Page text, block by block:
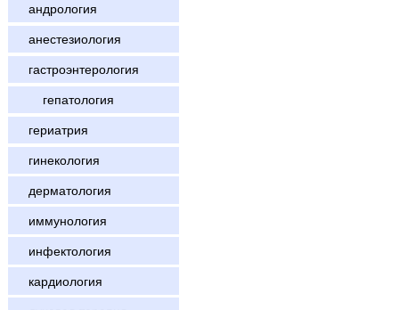
андрология
анестезиология
гастроэнтерология
гепатология
гериатрия
гинекология
дерматология
иммунология
инфектология
кардиология